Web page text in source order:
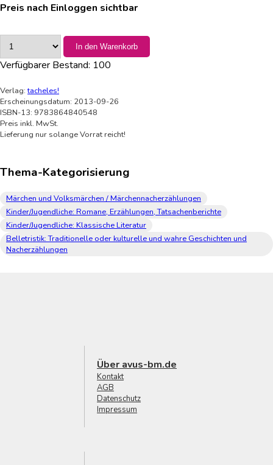
Preis nach Einloggen sichtbar
In den Warenkorb
Verfügbarer Bestand: 100
Verlag:tacheles!
Erscheinungsdatum: 2013-09-26
ISBN-13: 9783864840548
Preis inkl. MwSt.
Lieferung nur solange Vorrat reicht!
Thema-Kategorisierung
Märchen und Volksmärchen / Märchennacherzählungen
Kinder/Jugendliche: Romane, Erzählungen, Tatsachenberichte
Kinder/Jugendliche: Klassische Literatur
Belletristik: Traditionelle oder kulturelle und wahre Geschichten und
Nacherzählungen
Über avus-bm.de
Kontakt
AGB
Datenschutz
Impressum